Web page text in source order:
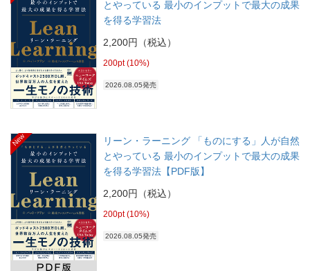
とやっている 最小のインプットで最大の成果
を得る学習法
2,200円（税込）
200pt (10%)
2026.08.05発売
New
リーン・ラーニング 「ものにする」人が自然
とやっている 最小のインプットで最大の成果
を得る学習法【PDF版】
2,200円（税込）
200pt (10%)
2026.08.05発売